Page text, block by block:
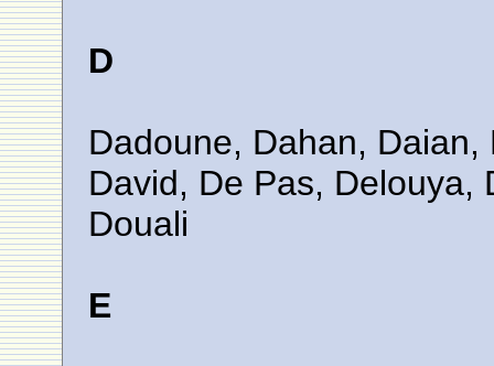
D
Dadoune, Dahan,
David, De Pas, Delouya,
Douali
E